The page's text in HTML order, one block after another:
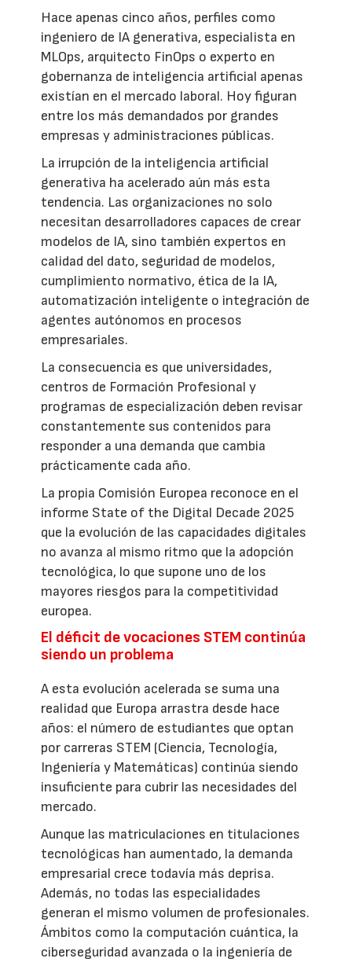
Hace apenas cinco años, perfiles como
ingeniero de IA generativa, especialista en
MLOps, arquitecto FinOps o experto en
gobernanza de inteligencia artificial apenas
existían en el mercado laboral. Hoy figuran
entre los más demandados por grandes
empresas y administraciones públicas.
La irrupción de la inteligencia artificial
generativa ha acelerado aún más esta
tendencia. Las organizaciones no solo
necesitan desarrolladores capaces de crear
modelos de IA, sino también expertos en
calidad del dato, seguridad de modelos,
cumplimiento normativo, ética de la IA,
automatización inteligente o integración de
agentes autónomos en procesos
empresariales.
La consecuencia es que universidades,
centros de Formación Profesional y
programas de especialización deben revisar
constantemente sus contenidos para
responder a una demanda que cambia
prácticamente cada año.
La propia Comisión Europea reconoce en el
informe State of the Digital Decade 2025
que la evolución de las capacidades digitales
no avanza al mismo ritmo que la adopción
tecnológica, lo que supone uno de los
mayores riesgos para la competitividad
europea.
El déficit de vocaciones STEM continúa
siendo un problema
A esta evolución acelerada se suma una
realidad que Europa arrastra desde hace
años: el número de estudiantes que optan
por carreras STEM (Ciencia, Tecnología,
Ingeniería y Matemáticas) continúa siendo
insuficiente para cubrir las necesidades del
mercado.
Aunque las matriculaciones en titulaciones
tecnológicas han aumentado, la demanda
empresarial crece todavía más deprisa.
Además, no todas las especialidades
generan el mismo volumen de profesionales.
Ámbitos como la computación cuántica, la
ciberseguridad avanzada o la ingeniería de